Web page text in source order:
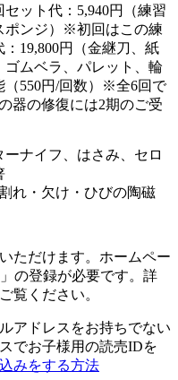
ット代：5,940円（練習
ポンジ）※初回はこの練
19,800円（金継刀、紙
ムベラ、パレット、輪
550円/回数）※全6回で
器の修復には2期のご受
ナイフ、はさみ、セロ
れ・欠け・ひびの陶磁
ただけます。ホームペー
の登録が必要です。詳
覧ください。
アドレスをお持ちでない
でお子様用の読売IDを
みをする方法